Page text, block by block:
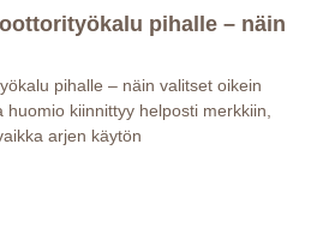
pihalle – näin
pihalle – näin valitset oikein
huomio kiinnittyy helposti merkkiin,
arjen käytön